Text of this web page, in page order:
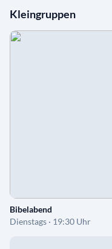
Kleingruppen
Bibelabend
Dienstags · 19:30 Uhr